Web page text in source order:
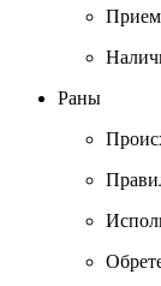
Раны